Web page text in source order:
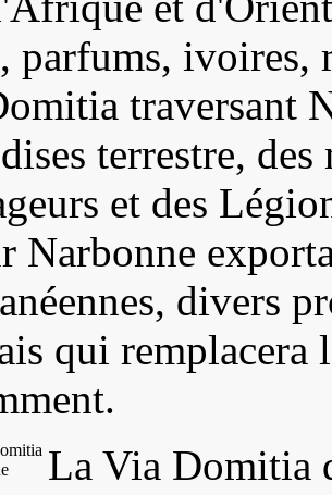
parfums, ivoires,
traversant
terrestre,
et des
Narbonne
divers
qui
La Via Domitia